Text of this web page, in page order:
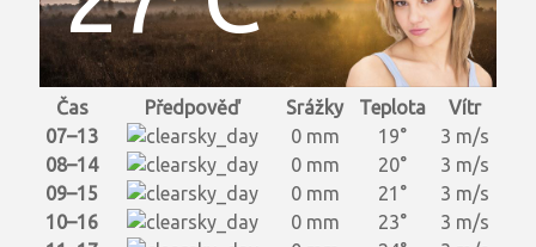
Čas Předpověď Srážky Teplota
Vítr
07–13
0 mm 19°
3 m/s
08–14
0 mm 20°
3 m/s
09–15
0 mm 21°
3 m/s
10–16
0 mm 23°
3 m/s